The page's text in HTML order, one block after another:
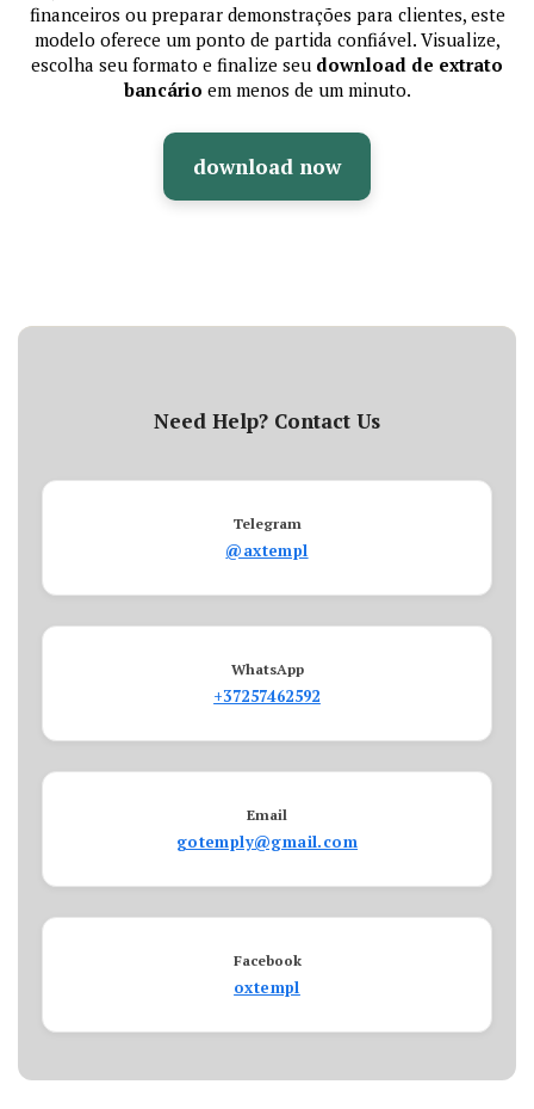
financeiros ou preparar demonstrações para clientes, este
modelo oferece um ponto de partida confiável. Visualize,
escolha seu formato e finalize seu download de extrato
bancário em menos de um minuto.
download now
Need Help? Contact Us
Telegram
@axtempl
WhatsApp
+37257462592
Email
gotemply@gmail.com
Facebook
oxtempl